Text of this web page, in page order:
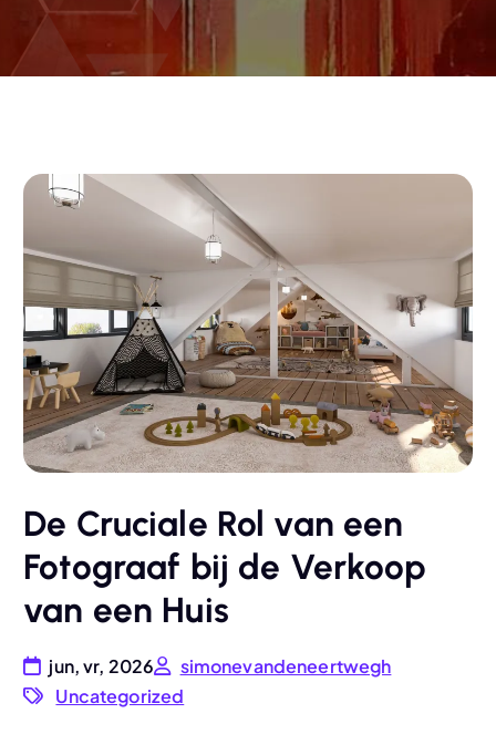
De Cruciale Rol van een
Fotograaf bij de Verkoop
van een Huis
jun, vr, 2026
simonevandeneertwegh
Uncategorized